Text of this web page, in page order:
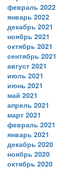
февраль 2022
январь 2022
декабрь 2021
ноябрь 2021
октябрь 2021
сентябрь 2021
август 2021
июль 2021
июнь 2021
май 2021
апрель 2021
март 2021
февраль 2021
январь 2021
декабрь 2020
ноябрь 2020
октябрь 2020